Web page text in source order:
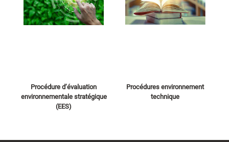
Procédure d’évaluation
environnementale stratégique
(EES)
Procédures environnement
technique